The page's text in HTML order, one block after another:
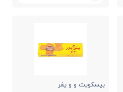
بیسکویت و و یفر